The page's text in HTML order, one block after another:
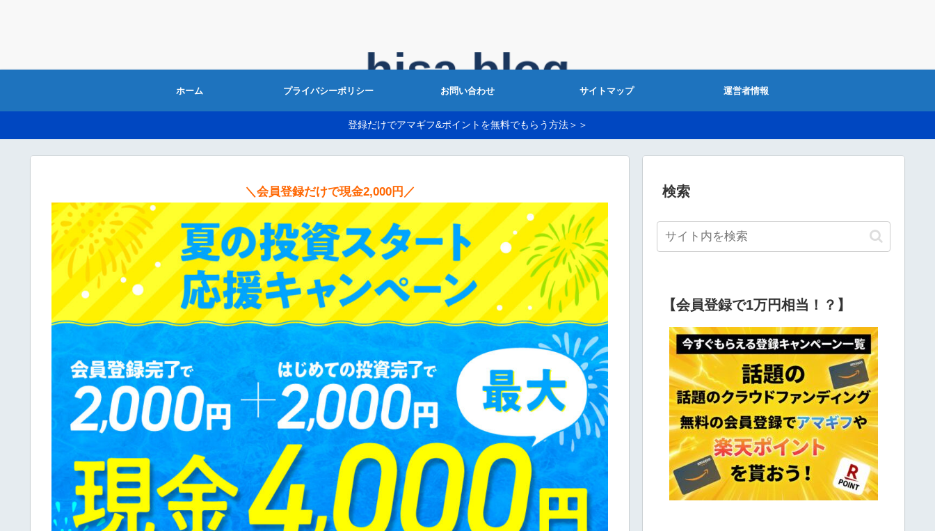
ホーム プライバシーポリシー お問い合わせ サイトマップ 運営者情報
登録だけでアマギフ&ポイントを無料でもらう方法＞＞
＼会員登録だけで現金2,000円／ 検索
【会員登録で1万円相当！？】